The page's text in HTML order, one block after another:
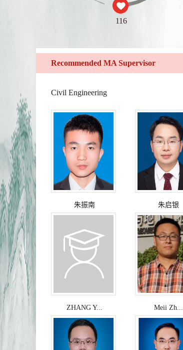
116
Recommended MA Supervisor
Civil Engineering
朱振南 朱启银
ZHANG Y... Meii Zh...